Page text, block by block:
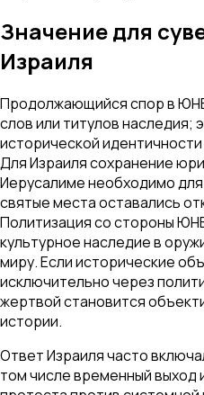
Значение для
Израиля
Продолжающийся спор в
слов или титулов наследия;
исторической
Для Израиля сохранение
Иерусалиме необходимо
святые места оставались
Политизация со стороны
культурное наследие в
миру. Если исторические
исключительно через
жертвой становится
истории.
Ответ Израиля часто
том числе временный выход